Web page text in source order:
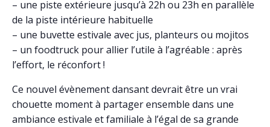
– une piste extérieure jusqu’à 22h ou 23h en parallèle
de la piste intérieure habituelle
– une buvette estivale avec jus, planteurs ou mojitos
– un foodtruck pour allier l’utile à l’agréable : après
l’effort, le réconfort !
Ce nouvel évènement dansant devrait être un vrai
chouette moment à partager ensemble dans une
ambiance estivale et familiale à l’égal de sa grande